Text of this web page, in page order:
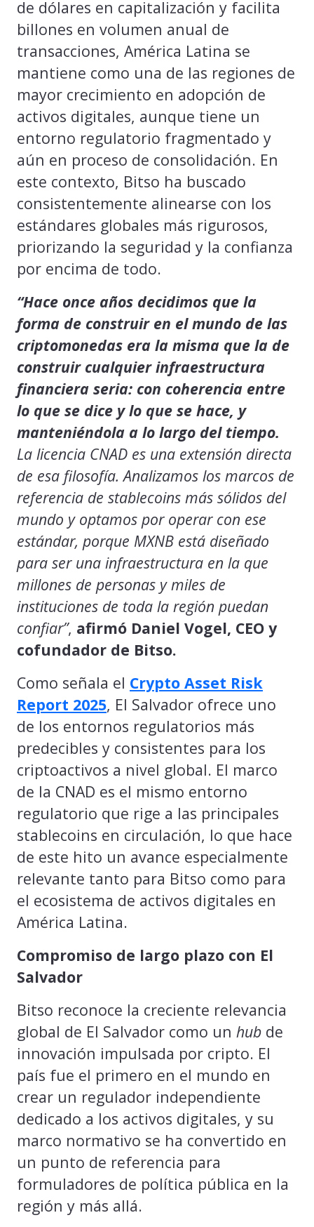
de dólares en capitalización y facilita
billones en volumen anual de
transacciones, América Latina se
mantiene como una de las regiones de
mayor crecimiento en adopción de
activos digitales, aunque tiene un
entorno regulatorio fragmentado y
aún en proceso de consolidación. En
este contexto, Bitso ha buscado
consistentemente alinearse con los
estándares globales más rigurosos,
priorizando la seguridad y la confianza
por encima de todo.
“Hace once años decidimos que la
forma de construir en el mundo de las
criptomonedas era la misma que la de
construir cualquier infraestructura
financiera seria: con coherencia entre
lo que se dice y lo que se hace, y
manteniéndola a lo largo del tiempo.
La licencia CNAD es una extensión directa
de esa filosofía. Analizamos los marcos de
referencia de stablecoins más sólidos del
mundo y optamos por operar con ese
estándar, porque MXNB está diseñado
para ser una infraestructura en la que
millones de personas y miles de
instituciones de toda la región puedan
confiar”, afirmó Daniel Vogel, CEO y
cofundador de Bitso.
Como señala el Crypto Asset Risk
Report 2025, El Salvador ofrece uno
de los entornos regulatorios más
predecibles y consistentes para los
criptoactivos a nivel global. El marco
de la CNAD es el mismo entorno
regulatorio que rige a las principales
stablecoins en circulación, lo que hace
de este hito un avance especialmente
relevante tanto para Bitso como para
el ecosistema de activos digitales en
América Latina.
Compromiso de largo plazo con El
Salvador
Bitso reconoce la creciente relevancia
global de El Salvador como un hub de
innovación impulsada por cripto. El
país fue el primero en el mundo en
crear un regulador independiente
dedicado a los activos digitales, y su
marco normativo se ha convertido en
un punto de referencia para
formuladores de política pública en la
región y más allá.